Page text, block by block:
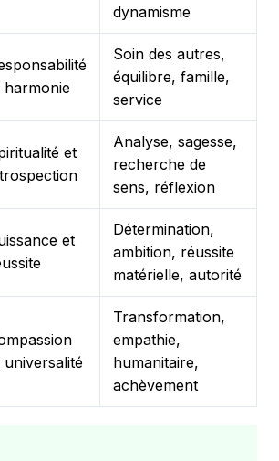
dynamisme
harmonie
Soin des autres,
équilibre, famille,
service
et
Analyse, sagesse,
recherche de
sens, réflexion
et
Détermination,
ambition, réussite
matérielle, autorité
universalité
Transformation,
empathie,
humanitaire,
achèvement